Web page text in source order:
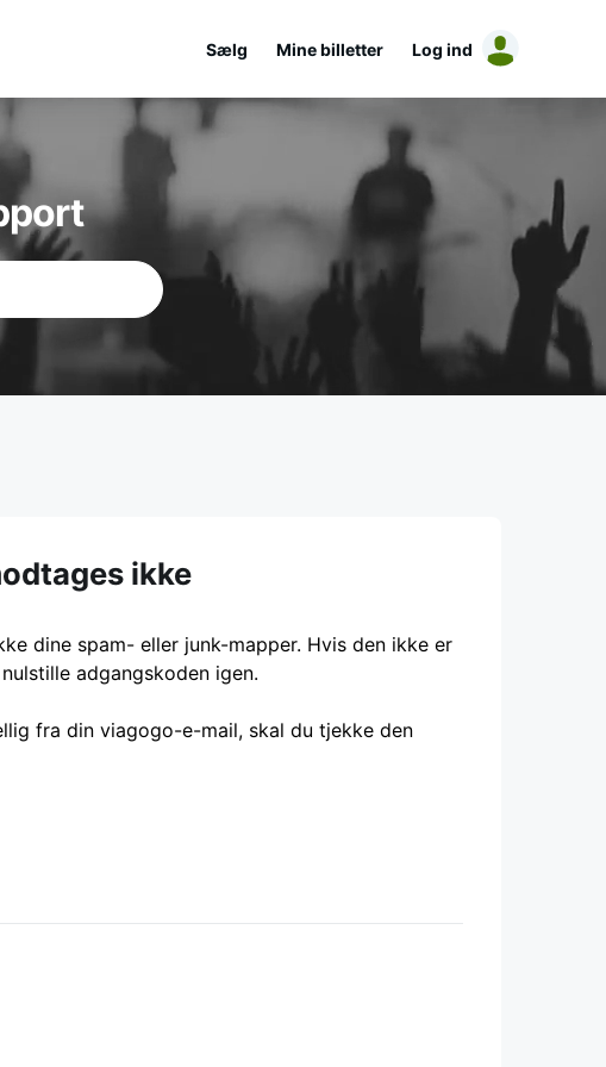
Sælg Mine billetter Log ind
ikke
dine spam- eller junk-mapper. Hvis den ikke er
adgangskoden igen.
fra din viagogo-e-mail, skal du tjekke den